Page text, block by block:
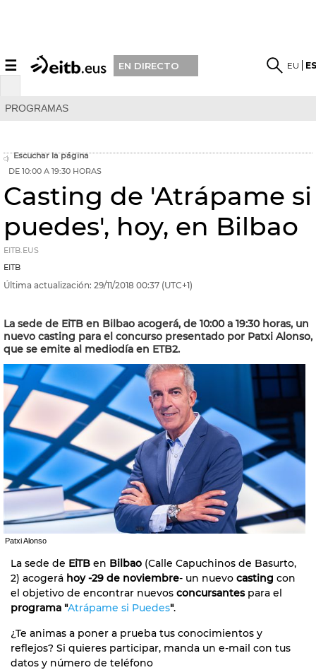
☰ EN DIRECTO EU
PROGRAMAS
Escuchar la página
DE 10:00 A 19:30 HORAS
Casting de 'Atrápame si
puedes', hoy, en Bilbao
EITB.EUS
EITB
Última actualización: 29/11/2018 00:37 (UTC+1)
La sede de EiTB en Bilbao acogerá, de 10:00 a 19:30 horas, un
nuevo casting para el concurso presentado por Patxi Alonso,
que se emite al mediodía en ETB2.
Patxi Alonso
La sede de EiTB en Bilbao (Calle Capuchinos de Basurto,
2) acogerá hoy -29 de noviembre- un nuevo casting con
el objetivo de encontrar nuevos concursantespara el
programa "Atrápame si Puedes".
¿Te animas a poner a prueba tus conocimientos y
reflejos? Si quieres participar, manda un e-mail con tus
datos y número de teléfono